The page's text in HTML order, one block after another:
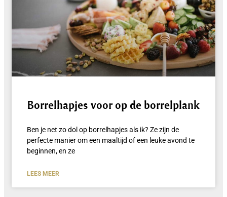
Borrelhapjes voor op de borrelplank
Ben je net zo dol op borrelhapjes als ik? Ze zijn de
perfecte manier om een maaltijd of een leuke avond te
beginnen, en ze
LEES MEER